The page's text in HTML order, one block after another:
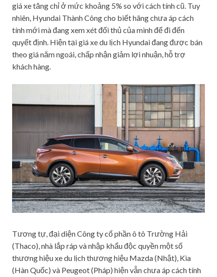
giá xe tăng chỉ ở mức khoảng 5% so với cách tính cũ. Tuy
nhiên, Hyundai Thành Công cho biết hãng chưa áp cách
tính mới mà đang xem xét đối thủ của mình để đi đến
quyết định. Hiện tại giá xe du lịch Hyundai đang được bán
theo giá năm ngoái, chấp nhận giảm lợi nhuận, hỗ trợ
khách hàng.
Tương tự, đại diện Công ty cổ phần ô tô Trường Hải
(Thaco), nhà lắp ráp và nhập khẩu độc quyền một số
thương hiệu xe du lịch thương hiệu Mazda (Nhật), Kia
(Hàn Quốc) và Peugeot (Pháp) hiện vẫn chưa áp cách tính